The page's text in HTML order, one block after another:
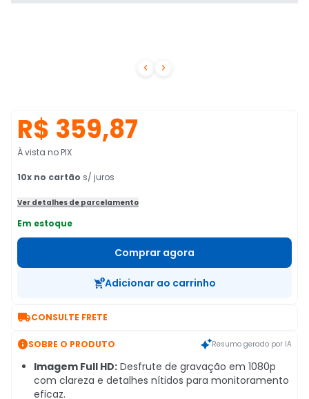
 
R$ 359,87
À vista no PIX
10x no cartão s/ juros
Ver detalhes de parcelamento
Em estoque
Comprar agora
Adicionar ao carrinho
CONSULTE FRETE
SOBRE O PRODUTO Resumo gerado por IA
Imagem Full HD: Desfrute de gravação em 1080p
com clareza e detalhes nítidos para monitoramento
eficaz.